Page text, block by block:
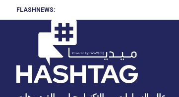
FLASHNEWS: